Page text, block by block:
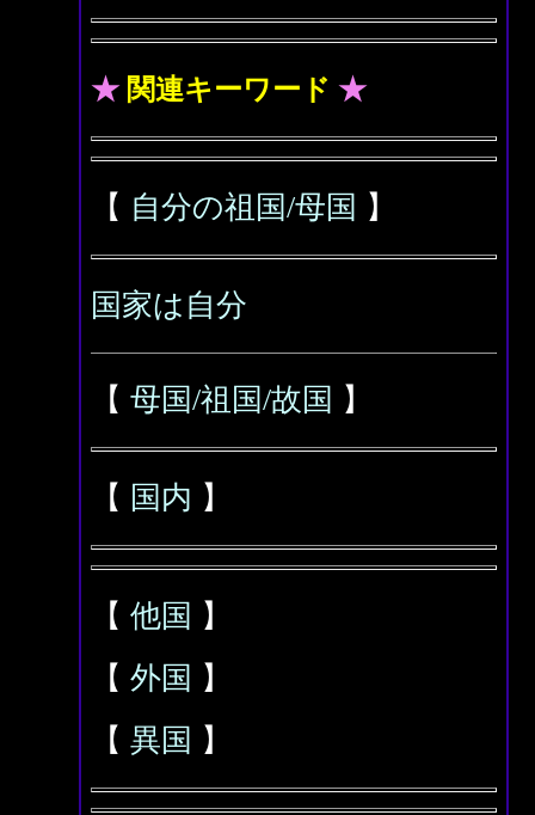
★ 関連キーワード ★
【 自分の祖国/母国 】
国家は自分
【 母国/祖国/故国 】
【 国内 】
【 他国 】
【 外国 】
【 異国 】